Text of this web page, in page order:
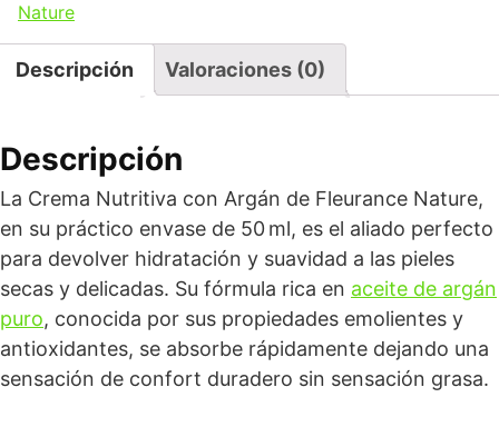
Nature
Descripción Valoraciones (0)
Descripción
La Crema Nutritiva con Argán de Fleurance Nature,
en su práctico envase de 50 ml, es el aliado perfecto
para devolver hidratación y suavidad a las pieles
secas y delicadas. Su fórmula rica en aceite de argán
puro, conocida por sus propiedades emolientes y
antioxidantes, se absorbe rápidamente dejando una
sensación de confort duradero sin sensación grasa.